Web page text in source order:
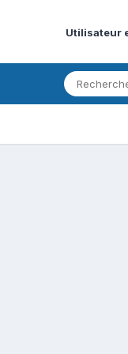
Utilisateur